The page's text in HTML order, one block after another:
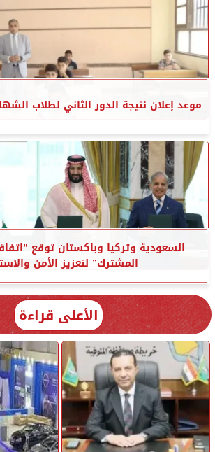
موعد إعلان نتيجة الدور الثاني لطلاب الشهادة
السعودية وتركيا وباكستان توقع
المشترك” لتعزيز الأمن
الأعلى قراءة